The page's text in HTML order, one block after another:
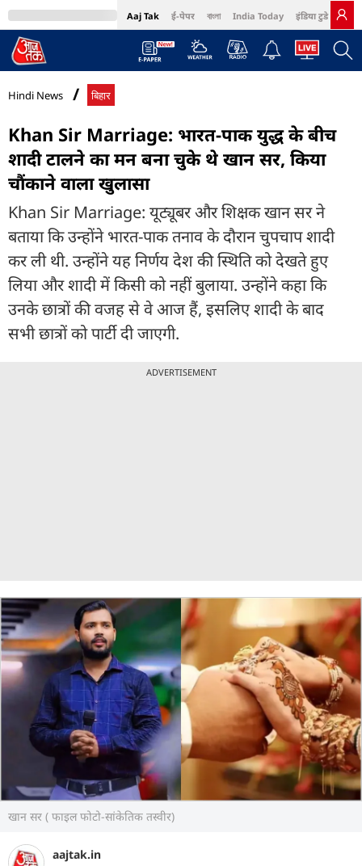
Aaj Tak ई-पेपर বাংলা India Today इंडिया टुडे हिंदी
MumbaiTak Cosmopolitan Harper's Bazaar Northeast
Hindi News बिहार
Khan Sir Marriage: भारत-पाक युद्ध के बीच
शादी टालने का मन बना चुके थे खान सर, किया
चौंकाने वाला खुलासा
Khan Sir Marriage: यूट्यूबर और शिक्षक खान सर ने
बताया कि उन्होंने भारत-पाक तनाव के दौरान चुपचाप शादी
कर ली थी. उन्होंने यह निर्णय देश की स्थिति को देखते हुए
लिया और शादी में किसी को नहीं बुलाया. उन्होंने कहा कि
उनके छात्रों की वजह से वे आज हैं, इसलिए शादी के बाद
सभी छात्रों को पार्टी दी जाएगी.
ADVERTISEMENT
खान सर ( फाइल फोटो-सांकेतिक तस्वीर)
aajtak.in